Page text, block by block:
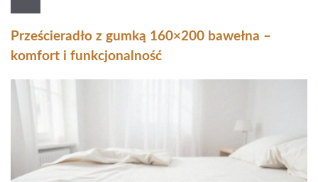
Prześcieradło z gumką 160×200 bawełna –
komfort i funkcjonalność